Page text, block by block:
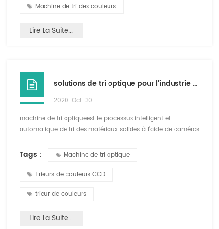
Machine de tri des couleurs
Lire La Suite...
solutions de tri optique pour l'industrie du café
2020-Oct-30
machine de tri optiqueest le processus intelligent et
automatique de tri des matériaux solides à l'aide de caméras
domaine de la production de café combinées ses solutions
créatives proposent des processeurs de café les solutions
technologiques les plus avancées. Le la technologie de tri
Tags : Machine de tri optique
Trieurs de couleurs CCD
trieur de couleurs
Lire La Suite...